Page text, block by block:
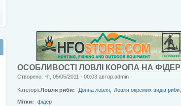
ОСОБЛИВОСТІ ЛОВЛІ КОРОПА НА ФІДЕР
Створено: Чт, 05/05/2011 - 00:03 автор:admin
Категорії:Ловля риби: Донна ловля Ловля окремих видів риби
Мітки:
фідер